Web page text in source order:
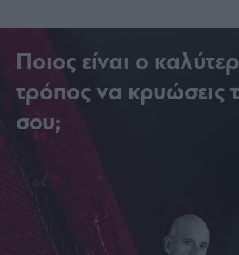
Ποιος είναι ο
τρόπος να κρυώσεις
σου;